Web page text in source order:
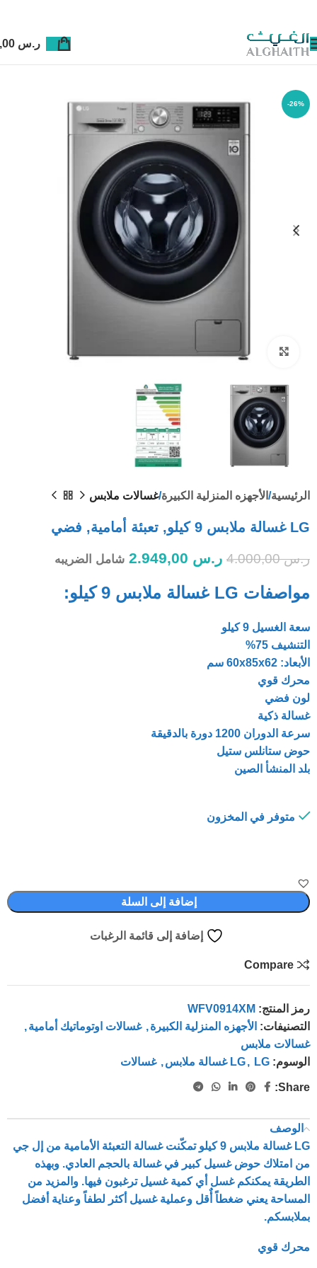
ر.س
-26%
Click to enlarge
الرئيسية الأجهزه المنزلية الكبيرة غسالات ملابس
LG غسالة ملابس 9 كيلو, تعبئة أمامية, فضي
ر.س4.000,00 ر.س شامل الضريبه
مواصفات LG غسالة ملابس 9 كيلو:
سعة الغسيل 9 كيلو
التنشيف 75%
الأبعاد: 60x85x62 سم
محرك قوي
لون فضي
غسالة ذكية
سرعة الدوران 1200 دورة بالدقيقة
حوض ستانلس ستيل
بلد المنشأ الصين
متوفر في المخزون
إضافة إلى السلة
إضافة إلى قائمة الرغبات
Compare
رمز المنتج: WFV0914XM
التصنيفات: الأجهزه المنزلية الكبيرة, غسالات اوتوماتيك أمامية,
غسالات ملابس
الوسوم:
LG, LG غسالة ملابس , غسالات
Share:
الوصف
LG غسالة ملابس 9 كيلو تمكّنت غسالة التعبئة الأمامية من إل جي
من امتلاك حوض غسيل كبير في غسالة بالحجم العادي. وبهذه
الطريقة يمكنكم غسل أي كمية غسيل ترغبون فيها. والمزيد من
المساحة يعني ضغطاً أٌقل وعملية غسيل أكثر لطفاً وعناية أفضل
بملابسكم.
محرك قوي